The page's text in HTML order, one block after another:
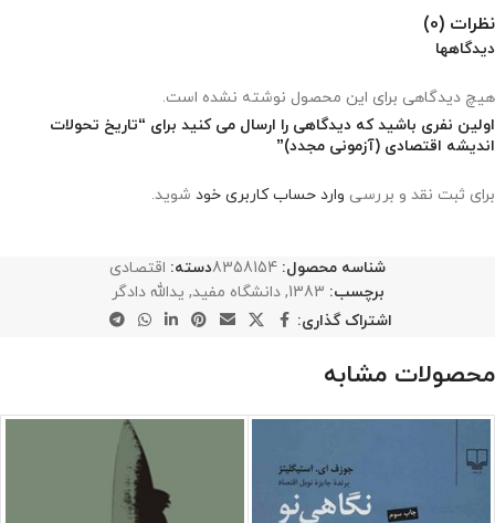
نظرات (0)
دیدگاهها
هیچ دیدگاهی برای این محصول نوشته نشده است.
اولین نفری باشید که دیدگاهی را ارسال می کنید برای “تاریخ تحولات
اندیشه اقتصادی (آزمونی مجدد)”
برای ثبت نقد و بررسی وارد حساب کاربری خود شوید.
شناسه محصول: 8358154دسته: اقتصادی
برچسب: 1383
, دانشگاه مفید, یدالله دادگر
اشتراک گذاری:
محصولات مشابه